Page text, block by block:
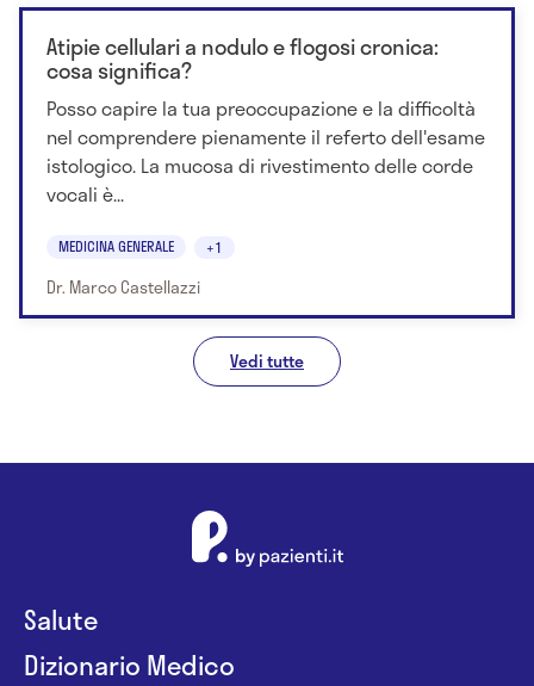
Atipie cellulari a nodulo e flogosi cronica:
cosa significa?
Posso capire la tua preoccupazione e la difficoltà
nel comprendere pienamente il referto dell'esame
istologico. La mucosa di rivestimento delle corde
vocali è...
MEDICINA GENERALE +1
Dr. Marco Castellazzi
Vedi tutte
Salute
Dizionario Medico